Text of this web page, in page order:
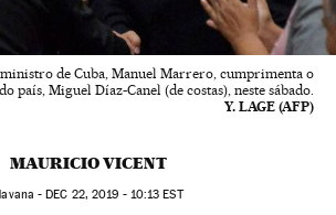
de Cuba, Manuel Marrero, cumprimenta o
país, Miguel Díaz-Canel (de costas), neste sábado.
Y. LAGE (AFP)
MAURICIO VICENT
-DEC 22, 2019 - 10:13 EST